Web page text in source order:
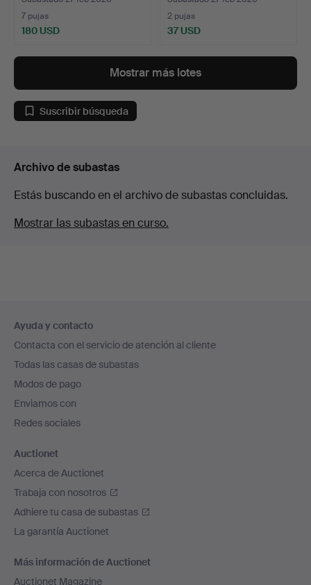
7 pujas
180 USD
2 pujas
37 USD
Mostrar más lotes
Suscribir búsqueda
Archivo de subastas
Estás buscando en el archivo de subastas concluidas.
Mostrar las subastas en curso.
en
el
pie
de
página
Ayuda y contacto
Contacta con el servicio de atención al cliente
Todas las casas de subastas
Modos de pago
Enviamos con
Redes sociales
Auctionet
Acerca de Auctionet
Trabaja con nosotros
Adhiere tu casa de subastas
La garantía Auctionet
Más información de Auctionet
Auctionet Magazine